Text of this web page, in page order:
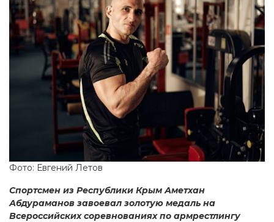
Фото: Евгений Летов
Спортсмен из Республики Крым Аметхан
Абдураманов завоевал золотую медаль на
Всероссийских соревнованиях по армрестлингу